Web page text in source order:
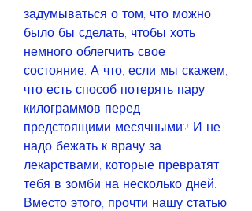
задумываться о том, что можно
было бы сделать, чтобы хоть
немного облегчить свое
состояние. А что, если мы скажем,
что есть способ потерять пару
килограммов перед
предстоящими месячными? И не
надо бежать к врачу за
лекарствами, которые превратят
тебя в зомби на несколько дней.
Вместо этого, прочти нашу статью